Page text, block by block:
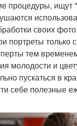
процедуры, ищут
своих
портреты только
тем
молодости и
пускаться в
себе полезные